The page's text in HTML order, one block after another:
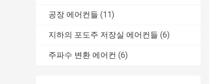
공장 에어컨들 (11)
지하의 포도주 저장실 에어컨들 (6)
주파수 변환 에어컨 (6)